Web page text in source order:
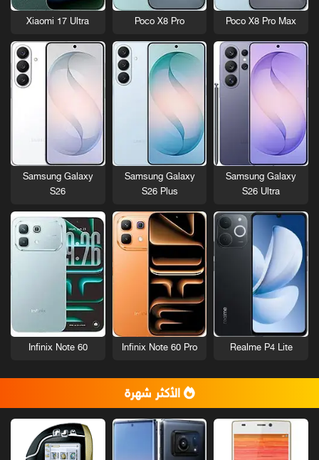
Poco X8 Pro Max
Poco X8 Pro
Xiaomi 17 Ultra
Samsung Galaxy
S26 Ultra
Samsung Galaxy
S26 Plus
Samsung Galaxy
S26
Realme P4 Lite
Infinix Note 60 Pro
Infinix Note 60
الأكثر شهرة